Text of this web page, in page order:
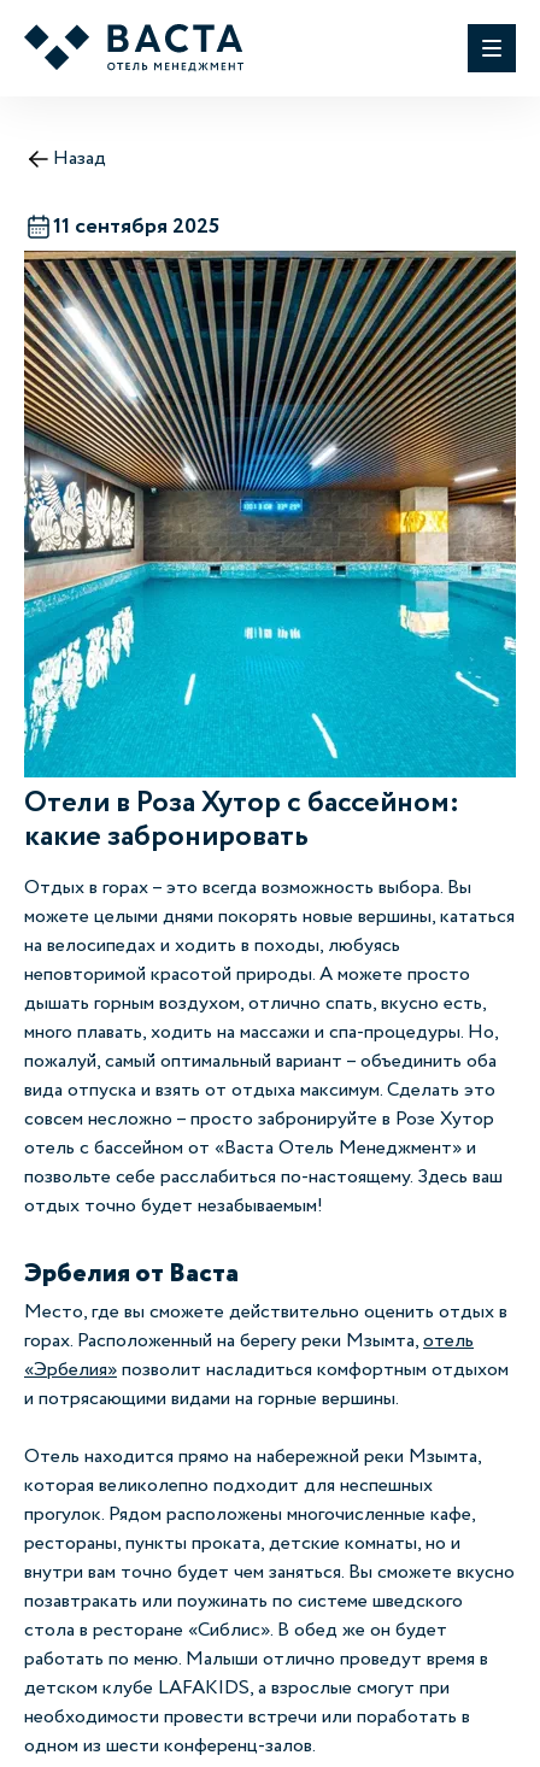
Назад
11 сентября 2025
Отели в Роза Хутор с бассейном:
какие забронировать
Отдых в горах – это всегда возможность выбора. Вы
можете целыми днями покорять новые вершины, кататься
на велосипедах и ходить в походы, любуясь
неповторимой красотой природы. А можете просто
дышать горным воздухом, отлично спать, вкусно есть,
много плавать, ходить на массажи и спа-процедуры. Но,
пожалуй, самый оптимальный вариант – объединить оба
вида отпуска и взять от отдыха максимум. Сделать это
совсем несложно – просто забронируйте в Розе Хутор
отель с бассейном от «Васта Отель Менеджмент» и
позвольте себе расслабиться по-настоящему. Здесь ваш
отдых точно будет незабываемым!
Эрбелия от Васта
Место, где вы сможете действительно оценить отдых в
горах. Расположенный на берегу реки Мзымта,отель
«Эрбелия»позволит насладиться комфортным отдыхом
и потрясающими видами на горные вершины.
Отель находится прямо на набережной реки Мзымта,
которая великолепно подходит для неспешных
прогулок. Рядом расположены многочисленные кафе,
рестораны, пункты проката, детские комнаты, но и
внутри вам точно будет чем заняться. Вы сможете вкусно
позавтракать или поужинать по системе шведского
стола в ресторане «Сиблис». В обед же он будет
работать по меню. Малыши отлично проведут время в
детском клубе LAFAKIDS, а взрослые смогут при
необходимости провести встречи или поработать в
одном из шести конференц-залов.